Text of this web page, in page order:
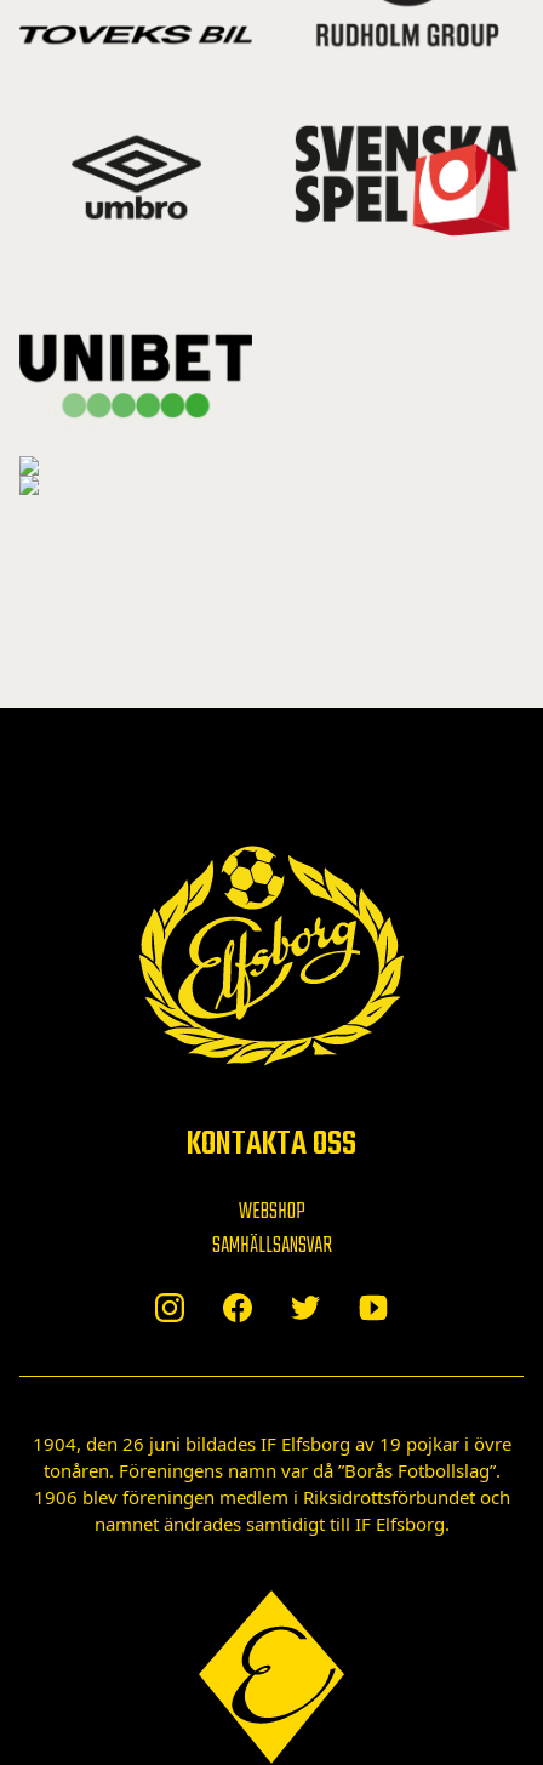
KONTAKTA OSS
WEBSHOP
SAMHÄLLSANSVAR
1904, den 26 juni bildades IF Elfsborg av 19 pojkar i övre
tonåren. Föreningens namn var då ”Borås Fotbollslag”.
1906 blev föreningen medlem i Riksidrottsförbundet och
namnet ändrades samtidigt till IF Elfsborg.